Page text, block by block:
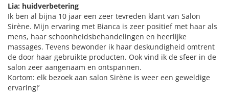
Lia: huidverbetering
Ik ben al bijna 10 jaar een zeer tevreden klant van Salon
Sirène. Mijn ervaring met Bianca is zeer positief met haar als
mens, haar schoonheidsbehandelingen en heerlijke
massages. Tevens bewonder ik haar deskundigheid omtrent
de door haar gebruikte producten. Ook vind ik de sfeer in de
salon zeer aangenaam en ontspannen.
Kortom: elk bezoek aan salon Sirène is weer een geweldige
ervaring!’